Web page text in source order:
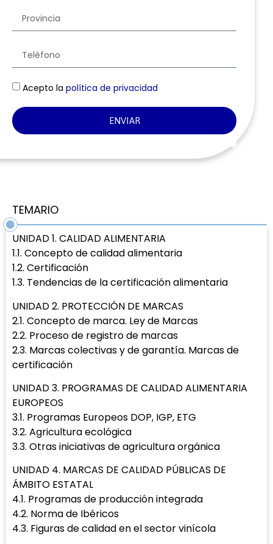
Acepto la política de privacidad
ENVIAR
TEMARIO
UNIDAD 1. CALIDAD ALIMENTARIA
1.1. Concepto de calidad alimentaria
1.2. Certificación
1.3. Tendencias de la certificación alimentaria
UNIDAD 2. PROTECCIÓN DE MARCAS
2.1. Concepto de marca. Ley de Marcas
2.2. Proceso de registro de marcas
2.3. Marcas colectivas y de garantía. Marcas de
certificación
UNIDAD 3. PROGRAMAS DE CALIDAD ALIMENTARIA
EUROPEOS
3.1. Programas Europeos DOP, IGP, ETG
3.2. Agricultura ecológica
3.3. Otras iniciativas de agricultura orgánica
UNIDAD 4. MARCAS DE CALIDAD PÚBLICAS DE
ÁMBITO ESTATAL
4.1. Programas de producción integrada
4.2. Norma de Ibéricos
4.3. Figuras de calidad en el sector vinícola